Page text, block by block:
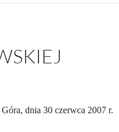
Góra, dnia 30 czerwca 2007 r.